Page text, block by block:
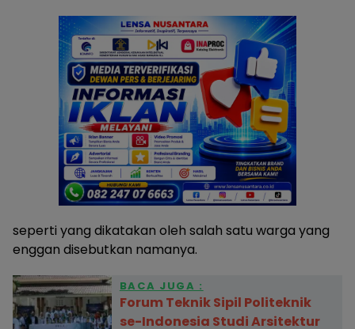
seperti yang dikatakan oleh salah satu warga yang
enggan disebutkan namanya.
BACA JUGA :
Forum Teknik Sipil Politeknik
se-Indonesia Studi Arsitektur